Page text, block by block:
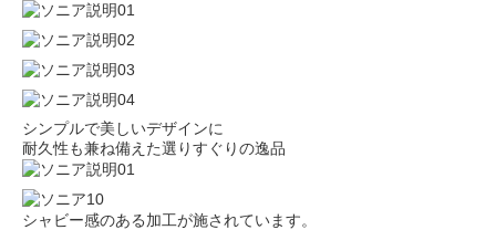
シンプルで美しいデザインに
耐久性も兼ね備えた選りすぐりの逸品
シャビー感のある加工が施されています。